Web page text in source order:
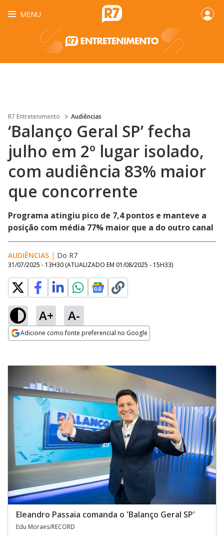
MENU
R7 Entretenimento Audiências
‘Balanço Geral SP’ fecha
julho em 2º lugar isolado,
com audiência 83% maior
que concorrente
Programa atingiu pico de 7,4 pontos e manteve a
posição com média 77% maior que a do outro canal
AUDIÊNCIAS | Do R7
31/07/2025 - 13H30 (ATUALIZADO EM 01/08/2025 - 15H33)
A+ A-
Adicione como fonte preferencial no Google
Eleandro Passaia comanda o 'Balanço Geral SP'
Edu Moraes/RECORD